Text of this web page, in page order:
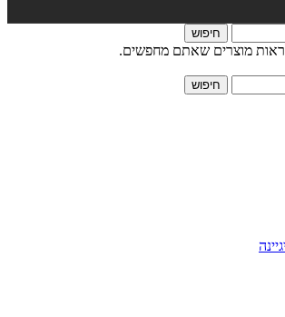
חיפוש
מוצרים שאתם מחפשים.
חיפוש